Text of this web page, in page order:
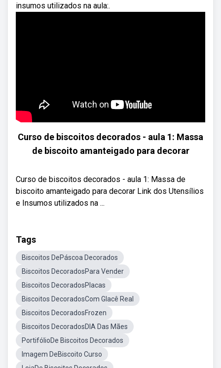
insumos utilizados na aula:.
Curso de biscoitos decorados - aula 1: Massa
de biscoito amanteigado para decorar
Curso de biscoitos decorados - aula 1: Massa de
biscoito amanteigado para decorar Link dos Utensílios
e Insumos utilizados na ...
Tags
Biscoitos DePáscoa Decorados
Biscoitos DecoradosPara Vender
Biscoitos DecoradosPlacas
Biscoitos DecoradosCom Glacê Real
Biscoitos DecoradosFrozen
Biscoitos DecoradosDIA Das Mães
PortifólioDe Biscoitos Decorados
Imagem DeBiscoito Curso